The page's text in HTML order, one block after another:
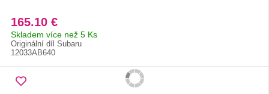
165.10 €
Skladem více než 5 Ks
Originální díl Subaru
12033AB640